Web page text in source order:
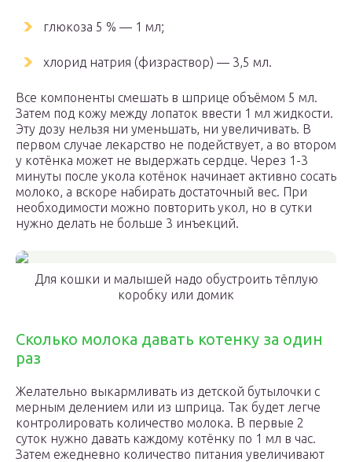
глюкоза 5 % — 1 мл;
хлорид натрия (физраствор) — 3,5 мл.
Все компоненты смешать в шприце объёмом 5 мл.
Затем под кожу между лопаток ввести 1 мл жидкости.
Эту дозу нельзя ни уменьшать, ни увеличивать. В
первом случае лекарство не подействует, а во втором
у котёнка может не выдержать сердце. Через 1-3
минуты после укола котёнок начинает активно сосать
молоко, а вскоре набирать достаточный вес. При
необходимости можно повторить укол, но в сутки
нужно делать не больше 3 инъекций.
Для кошки и малышей надо обустроить тёплую
коробку или домик
Сколько молока давать котенку за один
раз
Желательно выкармливать из детской бутылочки с
мерным делением или из шприца. Так будет легче
контролировать количество молока. В первые 2
суток нужно давать каждому котёнку по 1 мл в час.
Затем ежедневно количество питания увеличивают